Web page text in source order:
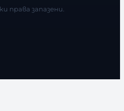
права запазени.